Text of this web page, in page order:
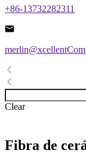
+86-13732282311
Clear
Fibra de